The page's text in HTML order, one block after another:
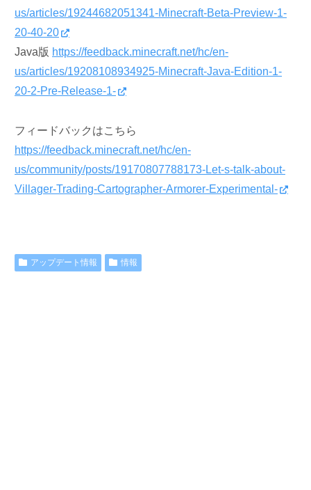
us/articles/19244682051341-Minecraft-Beta-Preview-1-
20-40-20
Java版 https://feedback.minecraft.net/hc/en-
us/articles/19208108934925-Minecraft-Java-Edition-1-
20-2-Pre-Release-1-
フィードバックはこちら
https://feedback.minecraft.net/hc/en-
us/community/posts/19170807788173-Let-s-talk-about-
Villager-Trading-Cartographer-Armorer-Experimental-
アップデート情報 情報